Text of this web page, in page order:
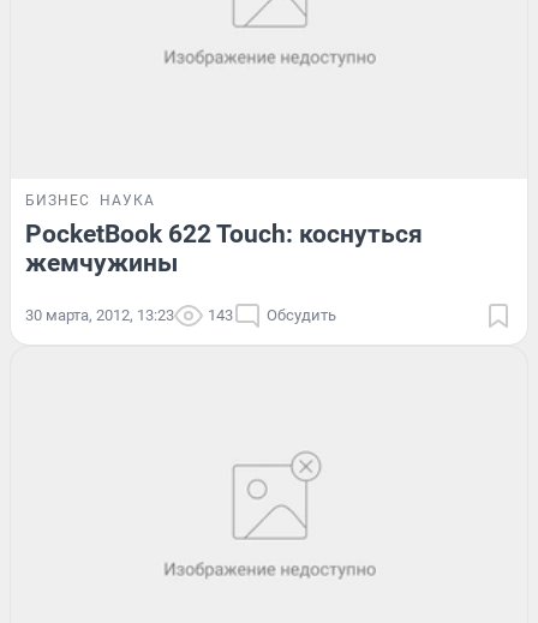
БИЗНЕС НАУКА
PocketBook 622 Touch: коснуться
жемчужины
30 марта, 2012, 13:23 143 Обсудить